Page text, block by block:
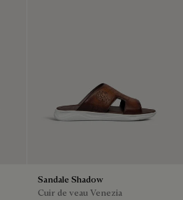
Sandale Shadow
Cuir de veau Venezia